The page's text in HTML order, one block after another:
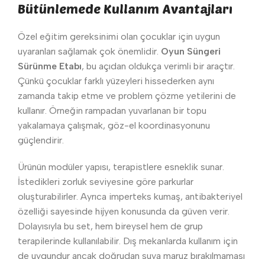
Bütünlemede Kullanım Avantajları
Özel eğitim gereksinimi olan çocuklar için uygun
uyaranları sağlamak çok önemlidir. Oyun Süngeri
Sürünme Etabı, bu açıdan oldukça verimli bir araçtır.
Çünkü çocuklar farklı yüzeyleri hissederken aynı
zamanda takip etme ve problem çözme yetilerini de
kullanır. Örneğin rampadan yuvarlanan bir topu
yakalamaya çalışmak, göz-el koordinasyonunu
güçlendirir.
Ürünün modüler yapısı, terapistlere esneklik sunar.
İstedikleri zorluk seviyesine göre parkurlar
oluşturabilirler. Ayrıca imperteks kumaş, antibakteriyel
özelliği sayesinde hijyen konusunda da güven verir.
Dolayısıyla bu set, hem bireysel hem de grup
terapilerinde kullanılabilir. Dış mekanlarda kullanım için
de uygundur ancak doğrudan suya maruz bırakılmaması